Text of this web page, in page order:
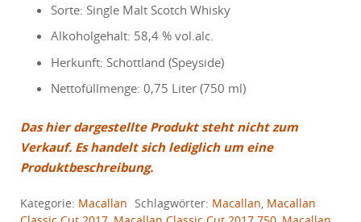
Sorte: Single Malt Scotch Whisky
Alkoholgehalt: 58,4 % vol.alc.
Herkunft: Schottland (Speyside)
Nettofüllmenge: 0,75 Liter (750 ml)
Das hier dargestellte Produkt steht nicht zum
Verkauf. Es handelt sich lediglich um eine
Produktbeschreibung.
Kategorie: Macallan Schlagwörter: Macallan, Macallan